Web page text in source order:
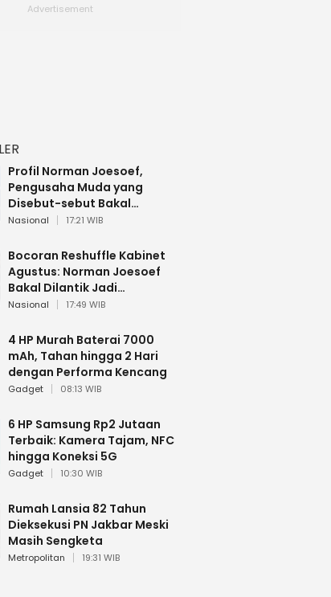
Profil Norman Joesoef,
Pengusaha Muda yang
Disebut-sebut Bakal
Dilantik Jadi Wamenhan RI
Nasional 17:21 WIB
Bocoran Reshuffle Kabinet
Agustus: Norman Joesoef
Bakal Dilantik Jadi
Wamenhan RI
Nasional 17:49 WIB
4 HP Murah Baterai 7000
mAh, Tahan hingga 2 Hari
dengan Performa Kencang
Gadget 08:13 WIB
6 HP Samsung Rp2 Jutaan
Terbaik: Kamera Tajam, NFC
hingga Koneksi 5G
Gadget 10:30 WIB
Rumah Lansia 82 Tahun
Dieksekusi PN Jakbar Meski
Masih Sengketa
Metropolitan 19:31 WIB